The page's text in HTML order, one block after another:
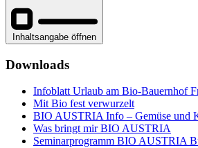
Inhaltsangabe öffnen
Downloads
Infoblatt Urlaub am Bio-Bauernhof
Mit Bio fest verwurzelt
BIO AUSTRIA Info – Gemüse und
Was bringt mir BIO AUSTRIA
Seminarprogramm BIO AUSTRIA